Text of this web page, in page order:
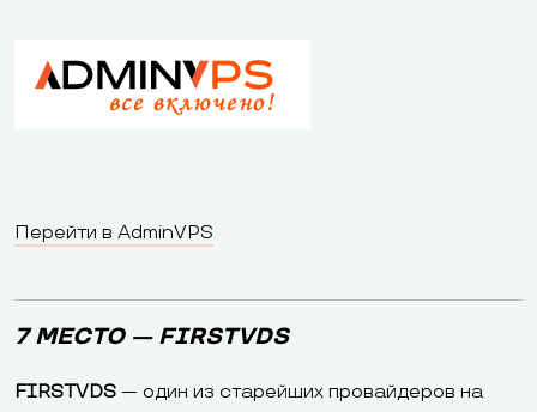
Перейти в AdminVPS
7 МЕСТО — FIRSTVDS
FIRSTVDS — один из старейших провайдеров на